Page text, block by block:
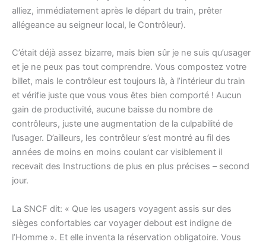
alliez, immédiatement après le départ du train, prêter
allégeance au seigneur local, le Contrôleur).
C’était déjà assez bizarre, mais bien sûr je ne suis qu’usager
et je ne peux pas tout comprendre. Vous compostez votre
billet, mais le contrôleur est toujours là, à l’intérieur du train
et vérifie juste que vous vous êtes bien comporté ! Aucun
gain de productivité, aucune baisse du nombre de
contrôleurs, juste une augmentation de la culpabilité de
l’usager. D’ailleurs, les contrôleur s’est montré au fil des
années de moins en moins coulant car visiblement il
recevait des Instructions de plus en plus précises – second
jour.
La SNCF dit: « Que les usagers voyagent assis sur des
sièges confortables car voyager debout est indigne de
l’Homme ». Et elle inventa la réservation obligatoire. Vous